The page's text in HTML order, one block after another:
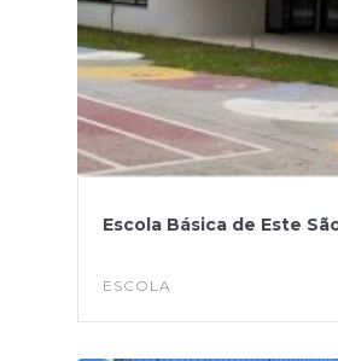
Escola Básica de Este
ESCOLA